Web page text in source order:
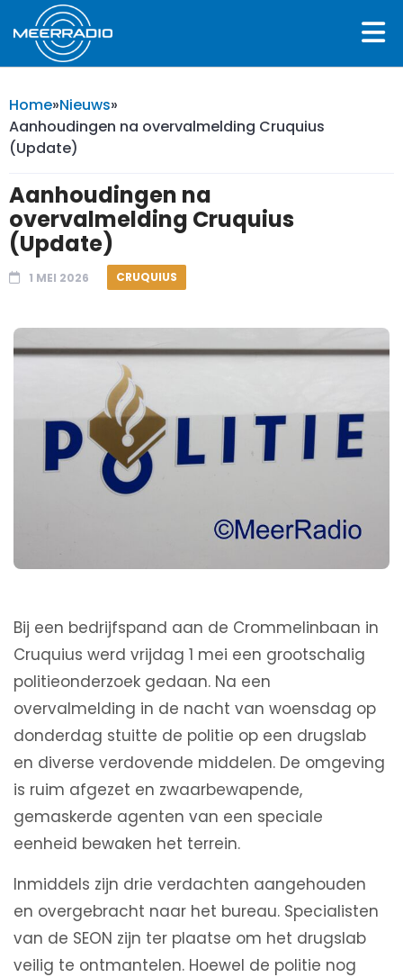
Home»Nieuws»
Aanhoudingen na overvalmelding Cruquius
(Update)
Aanhoudingen na
overvalmelding Cruquius
(Update)
1 MEI 2026 CRUQUIUS
Bij een bedrijfspand aan de Crommelinbaan in
Cruquius werd vrijdag 1 mei een grootschalig
politieonderzoek gedaan. Na een
overvalmelding in de nacht van woensdag op
donderdag stuitte de politie op een drugslab
en diverse verdovende middelen. De omgeving
is ruim afgezet en zwaarbewapende,
gemaskerde agenten van een speciale
eenheid bewaken het terrein.
Inmiddels zijn drie verdachten aangehouden
en overgebracht naar het bureau. Specialisten
van de SEON zijn ter plaatse om het drugslab
veilig te ontmantelen. Hoewel de politie nog